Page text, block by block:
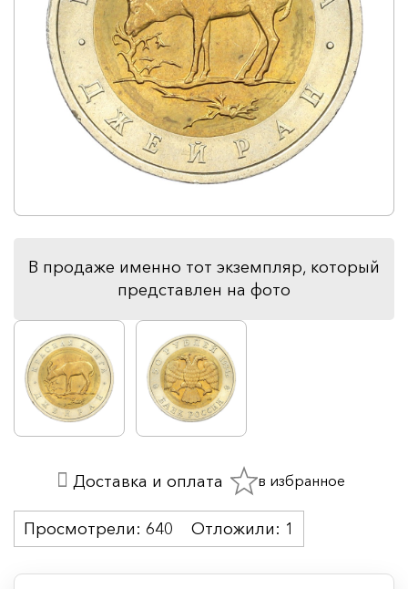
В продаже именно тот экземпляр, который
представлен на фото
Просмотрели: 640 Отложили: 1
Доставка и оплата в избранное